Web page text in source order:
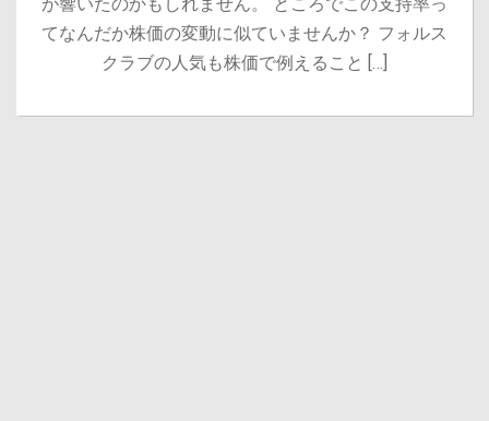
てなんだか株価の変動に似ていませんか？ フォルス
クラブの人気も株価で例えること […]